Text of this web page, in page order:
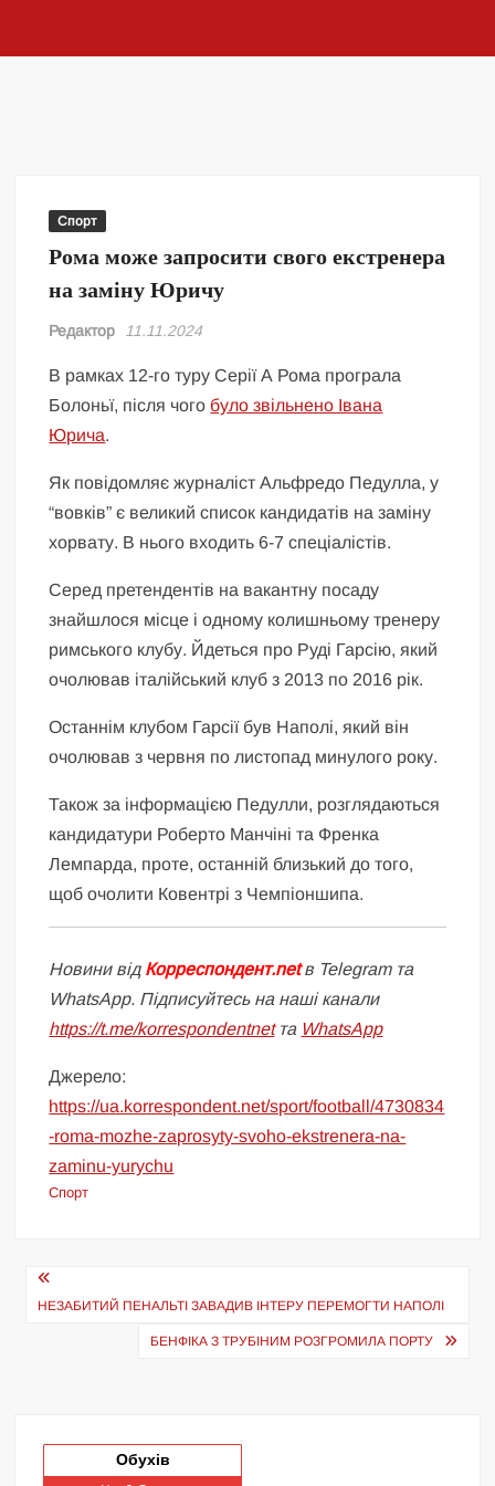
Спорт
Рома може запросити свого екстренера
на заміну Юричу
Редактор 11.11.2024
В рамках 12-го туру Серії А Рома програла
Болоньї, після чого було звільнено Івана
Юрича.
Як повідомляє журналіст Альфредо Педулла, у
“вовків” є великий список кандидатів на заміну
хорвату. В нього входить 6-7 спеціалістів.
Серед претендентів на вакантну посаду
знайшлося місце і одному колишньому тренеру
римського клубу. Йдеться про Руді Гарсію, який
очолював італійський клуб з 2013 по 2016 рік.
Останнім клубом Гарсії був Наполі, який він
очолював з червня по листопад минулого року.
Також за інформацією Педулли, розглядаються
кандидатури Роберто Манчіні та Френка
Лемпарда, проте, останній близький до того,
щоб очолити Ковентрі з Чемпіоншипа.
Новини відКорреспондент.netв Telegram та
WhatsApp. Підписуйтесь на наші канали
https://t.me/korrespondentnetта WhatsApp
Джерело:
https://ua.korrespondent.net/sport/football/4730834
-roma-mozhe-zaprosyty-svoho-ekstrenera-na-
zaminu-yurychu
Спорт
Навігація
записів
НЕЗАБИТИЙ ПЕНАЛЬТІ ЗАВАДИВ ІНТЕРУ ПЕРЕМОГТИ НАПОЛІ
БЕНФІКА З ТРУБІНИМ РОЗГРОМИЛА ПОРТУ
Обухів